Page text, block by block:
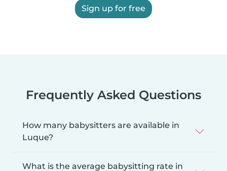
Sign up for free
Frequently Asked Questions
How many babysitters are available in
Luque?
What is the average babysitting rate in